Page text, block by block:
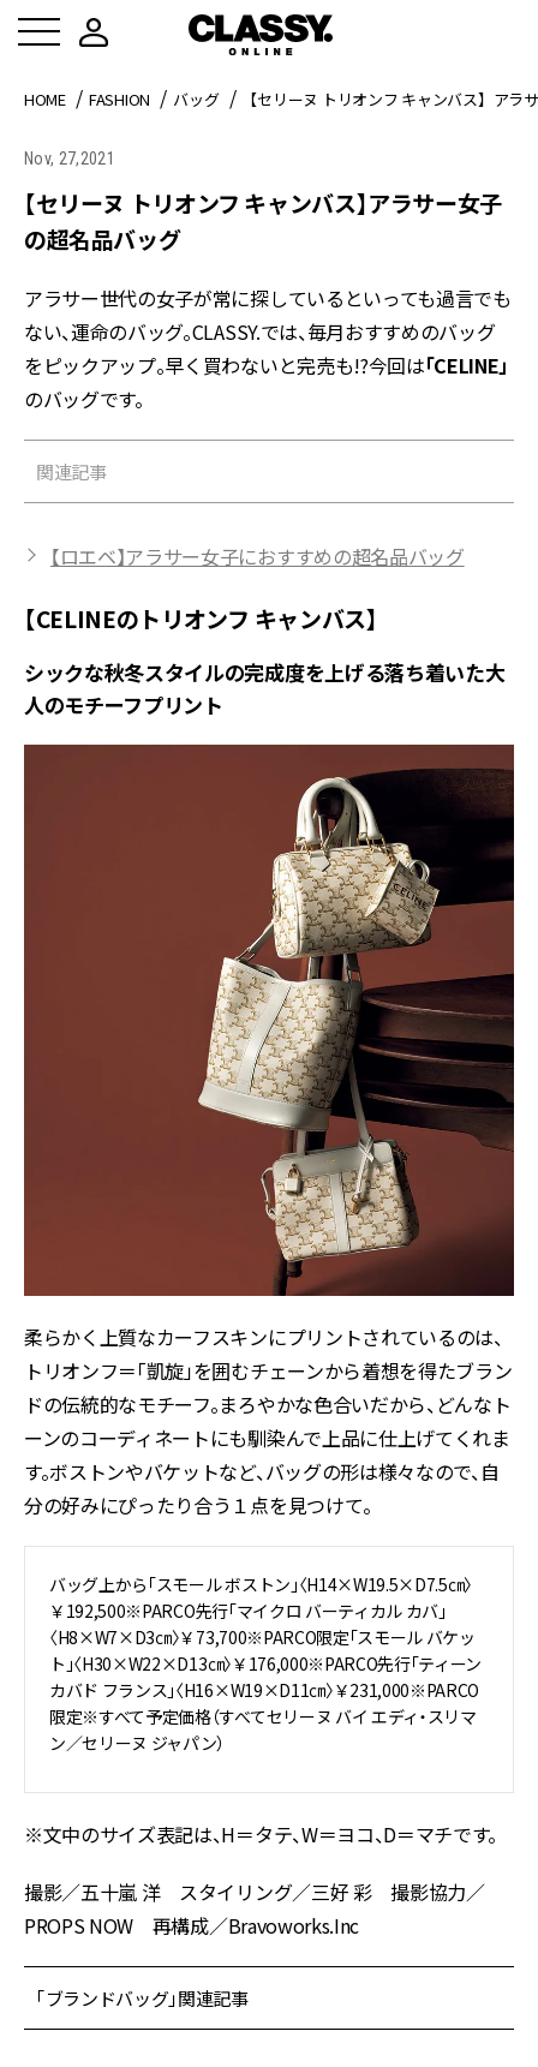
HOME FASHION バッグ 【セリーヌ トリオンフ キャンバス】アラ
Nov, 27,2021
【セリーヌ トリオンフ キャンバス】アラサー女子
の超名品バッグ
アラサー世代の女子が常に探しているといっても過言でも
ない、運命のバッグ。CLASSY.では、毎月おすすめのバッグ
をピックアップ。早く買わないと完売も!?今回は「CELINE」
のバッグです。
関連記事
【ロエベ】アラサー女子におすすめの超名品バッグ
【CELINEのトリオンフ キャンバス】
シックな秋冬スタイルの完成度を上げる落ち着いた大
人のモチーフプリント
柔らかく上質なカーフスキンにプリントされているのは、
トリオンフ＝「凱旋」を囲むチェーンから着想を得たブラン
ドの伝統的なモチーフ。まろやかな色合いだから、どんなト
ーンのコーディネートにも馴染んで上品に仕上げてくれま
す。ボストンやバケットなど、バッグの形は様々なので、自
分の好みにぴったり合う１点を見つけて。
バッグ上から「スモール ボストン」〈H14×W19.5×D7.5㎝〉
￥192,500※PARCO先行「マイクロ バーティカル カバ」
〈H8×W7×D3㎝〉￥73,700※PARCO限定「スモール バケッ
ト」〈H30×W22×D13㎝〉￥176,000※PARCO先行「ティーン
カバド フランス」〈H16×W19×D11㎝〉￥231,000※PARCO
限定※すべて予定価格（すべてセリーヌ バイ エディ・スリマ
ン／セリーヌ ジャパン）
※文中のサイズ表記は、H＝タテ、W＝ヨコ、D＝マチです。
撮影／五十嵐 洋 スタイリング／三好 彩 撮影協力／
PROPS NOW 再構成／Bravoworks.Inc
「ブランドバッグ」関連記事